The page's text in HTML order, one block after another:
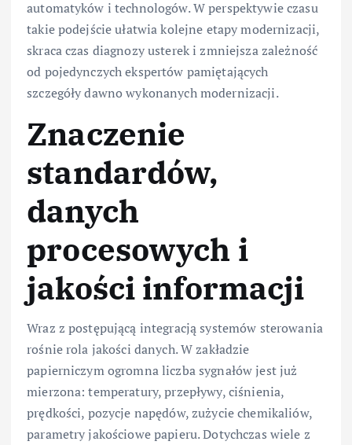
automatyków i technologów. W perspektywie czasu
takie podejście ułatwia kolejne etapy modernizacji,
skraca czas diagnozy usterek i zmniejsza zależność
od pojedynczych ekspertów pamiętających
szczegóły dawno wykonanych modernizacji.
Znaczenie
standardów,
danych
procesowych i
jakości informacji
Wraz z postępującą integracją systemów sterowania
rośnie rola jakości danych. W zakładzie
papierniczym ogromna liczba sygnałów jest już
mierzona: temperatury, przepływy, ciśnienia,
prędkości, pozycje napędów, zużycie chemikaliów,
parametry jakościowe papieru. Dotychczas wiele z